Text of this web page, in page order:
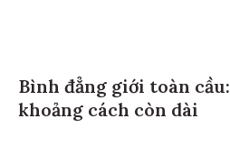
Bình đẳng giới toàn
khoảng cách còn dài